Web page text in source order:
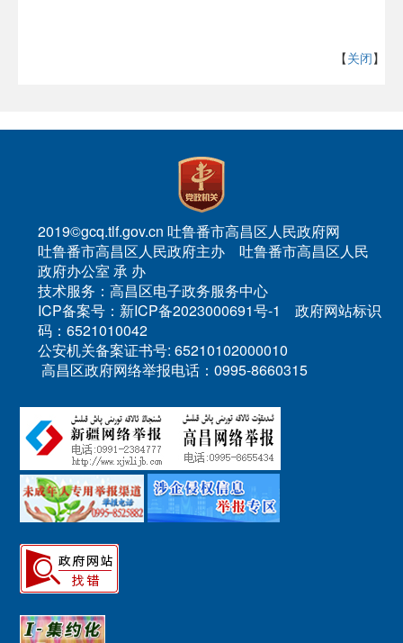
【关闭】
2019©gcq.tlf.gov.cn 吐鲁番市高昌区人民政府网
吐鲁番市高昌区人民政府主办 吐鲁番市高昌区人民
政府办公室 承 办
技术服务：高昌区电子政务服务中心
ICP备案号：新ICP备2023000691号-1 政府网站标识
码：6521010042
公安机关备案证书号: 65210102000010
高昌区政府网络举报电话：0995-8660315